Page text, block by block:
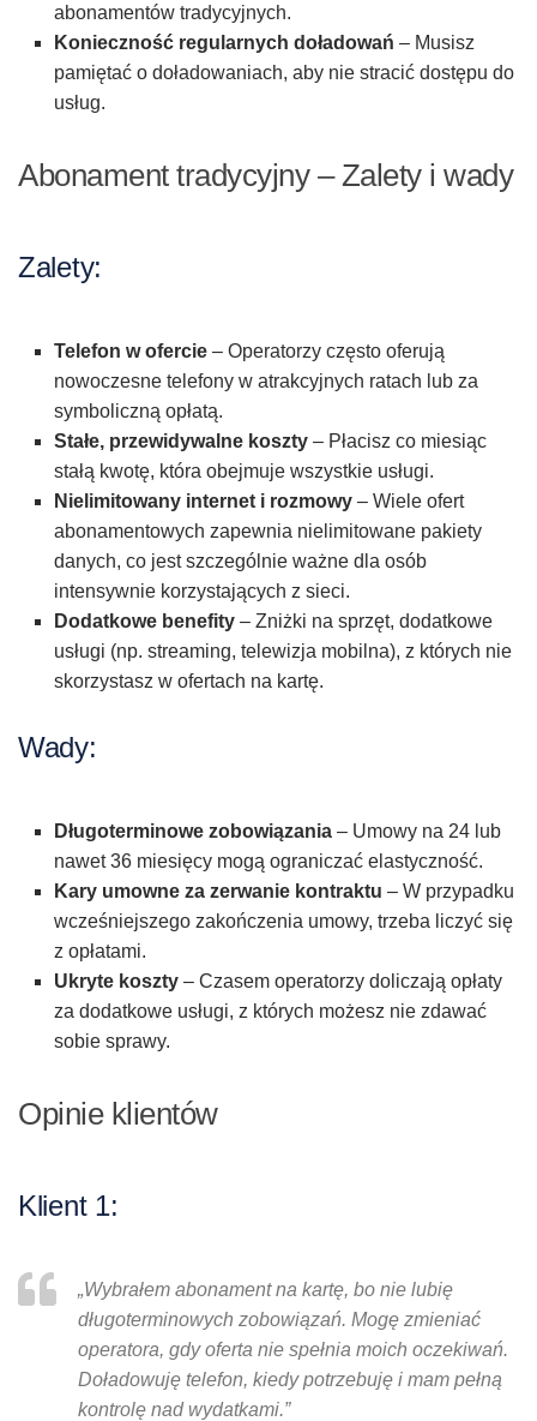
abonamentów tradycyjnych.
Konieczność regularnych doładowań – Musisz
pamiętać o doładowaniach, aby nie stracić dostępu do
usług.
Abonament tradycyjny – Zalety i wady
Zalety:
Telefon w ofercie – Operatorzy często oferują
nowoczesne telefony w atrakcyjnych ratach lub za
symboliczną opłatą.
Stałe, przewidywalne koszty – Płacisz co miesiąc
stałą kwotę, która obejmuje wszystkie usługi.
Nielimitowany internet i rozmowy – Wiele ofert
abonamentowych zapewnia nielimitowane pakiety
danych, co jest szczególnie ważne dla osób
intensywnie korzystających z sieci.
Dodatkowe benefity – Zniżki na sprzęt, dodatkowe
usługi (np. streaming, telewizja mobilna), z których nie
skorzystasz w ofertach na kartę.
Wady:
Długoterminowe zobowiązania – Umowy na 24 lub
nawet 36 miesięcy mogą ograniczać elastyczność.
Kary umowne za zerwanie kontraktu – W przypadku
wcześniejszego zakończenia umowy, trzeba liczyć się
z opłatami.
Ukryte koszty – Czasem operatorzy doliczają opłaty
za dodatkowe usługi, z których możesz nie zdawać
sobie sprawy.
Opinie klientów
Klient 1:
„Wybrałem abonament na kartę, bo nie lubię
długoterminowych zobowiązań. Mogę zmieniać
operatora, gdy oferta nie spełnia moich oczekiwań.
Doładowuję telefon, kiedy potrzebuję i mam pełną
kontrolę nad wydatkami.”